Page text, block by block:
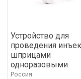
Устройство для
проведения
шприцами
одноразовыми
Россия